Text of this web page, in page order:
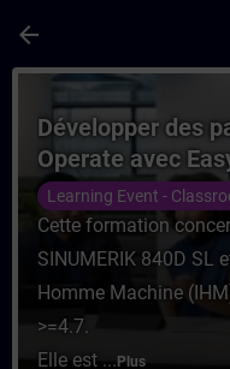
arrow_back
Cours -
Développer des
Operate avec
Learning Event -
Cette formation
SINUMERIK 840D SL
Homme Machine
>=4.7.
Elle est ... Plus